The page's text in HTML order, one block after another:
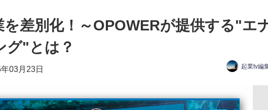
を差別化！～OPOWERが提供する"エ
グ"とは？
03月23日 起業tv編